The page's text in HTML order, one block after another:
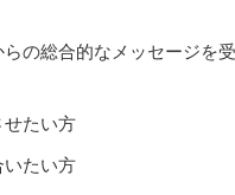
の総合的なメッセージを
せたい方
いたい方